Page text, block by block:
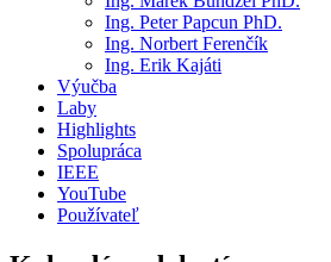
Ing. Peter Papcun PhD.
Ing. Norbert Ferenčík
Ing. Erik Kajáti
Výučba
Laby
Highlights
Spolupráca
IEEE
YouTube
Používateľ